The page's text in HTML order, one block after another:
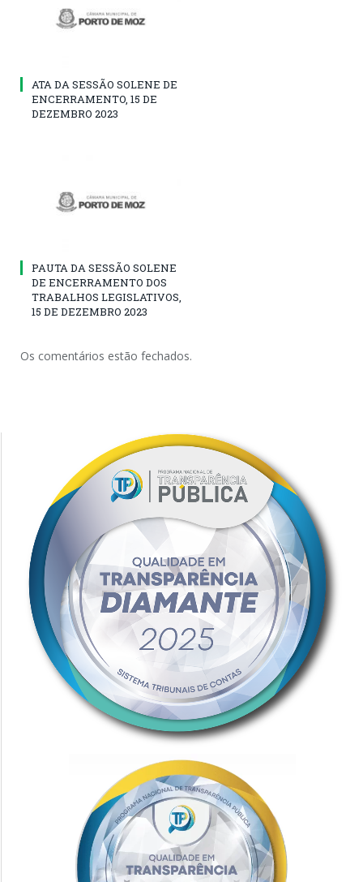
ATA DA SESSÃO SOLENE DE
ENCERRAMENTO, 15 DE
DEZEMBRO 2023
PAUTA DA SESSÃO SOLENE
DE ENCERRAMENTO DOS
TRABALHOS LEGISLATIVOS,
15 DE DEZEMBRO 2023
Os comentários estão fechados.